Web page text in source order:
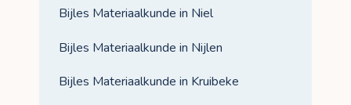
Bijles Materiaalkunde in Niel
Bijles Materiaalkunde in Nijlen
Bijles Materiaalkunde in Kruibeke